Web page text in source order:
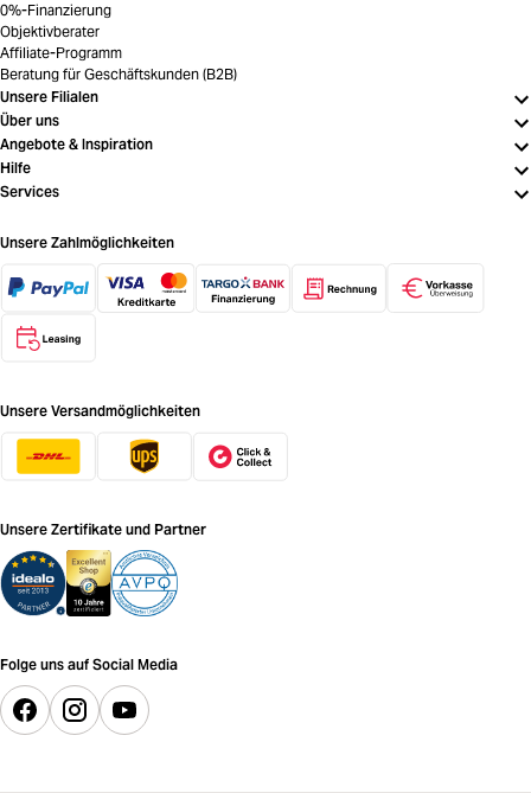
0%-Finanzierung
Objektivberater
Affiliate-Programm
Beratung für Geschäftskunden (B2B)
Unsere Filialen
Über uns
Angebote & Inspiration
Hilfe
Services
Unsere Zahlmöglichkeiten
Unsere Versandmöglichkeiten
Unsere Zertifikate und Partner
Folge uns auf Social Media